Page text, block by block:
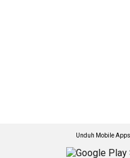
Unduh Mobile